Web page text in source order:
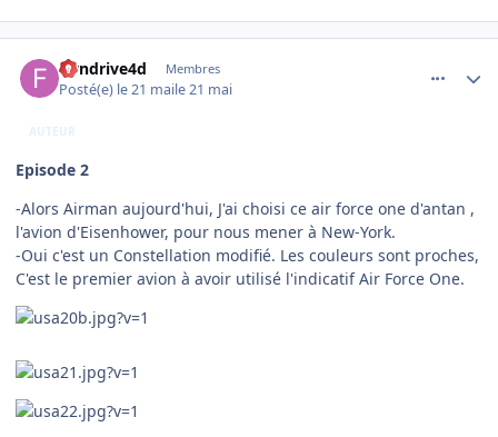
flyndrive4d Membres
Posté(e) le 21 maile 21 mai
AUTEUR
Episode 2
-Alors Airman aujourd'hui, J'ai choisi ce air force one d'antan ,
l'avion d'Eisenhower, pour nous mener à New-York.
-Oui c'est un Constellation modifié. Les couleurs sont proches,
C'est le premier avion à avoir utilisé l'indicatif Air Force One.